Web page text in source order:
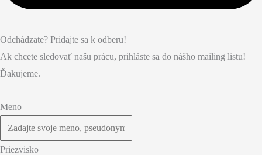
Odchádzate? Pridajte sa k odberu!
Ak chcete sledovať našu prácu, prihláste sa do nášho mailing listu!
Ďakujeme.
Meno
Priezvisko